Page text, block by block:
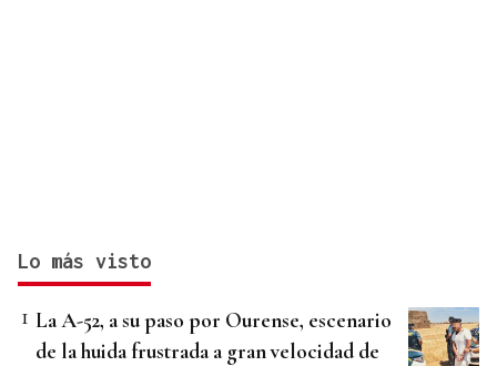
Lo más visto
La A-52, a su paso por Ourense, escenario
de la huida frustrada a gran velocidad de